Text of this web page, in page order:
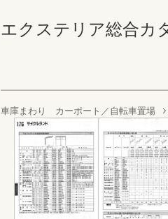
エクステリア総合カ
車庫まわり カーポート／自転車置場